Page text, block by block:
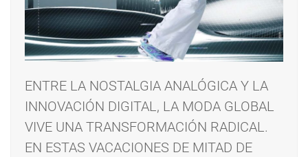
ENTRE LA NOSTALGIA ANALÓGICA Y LA
INNOVACIÓN DIGITAL, LA MODA GLOBAL
VIVE UNA TRANSFORMACIÓN RADICAL.
EN ESTAS VACACIONES DE MITAD DE